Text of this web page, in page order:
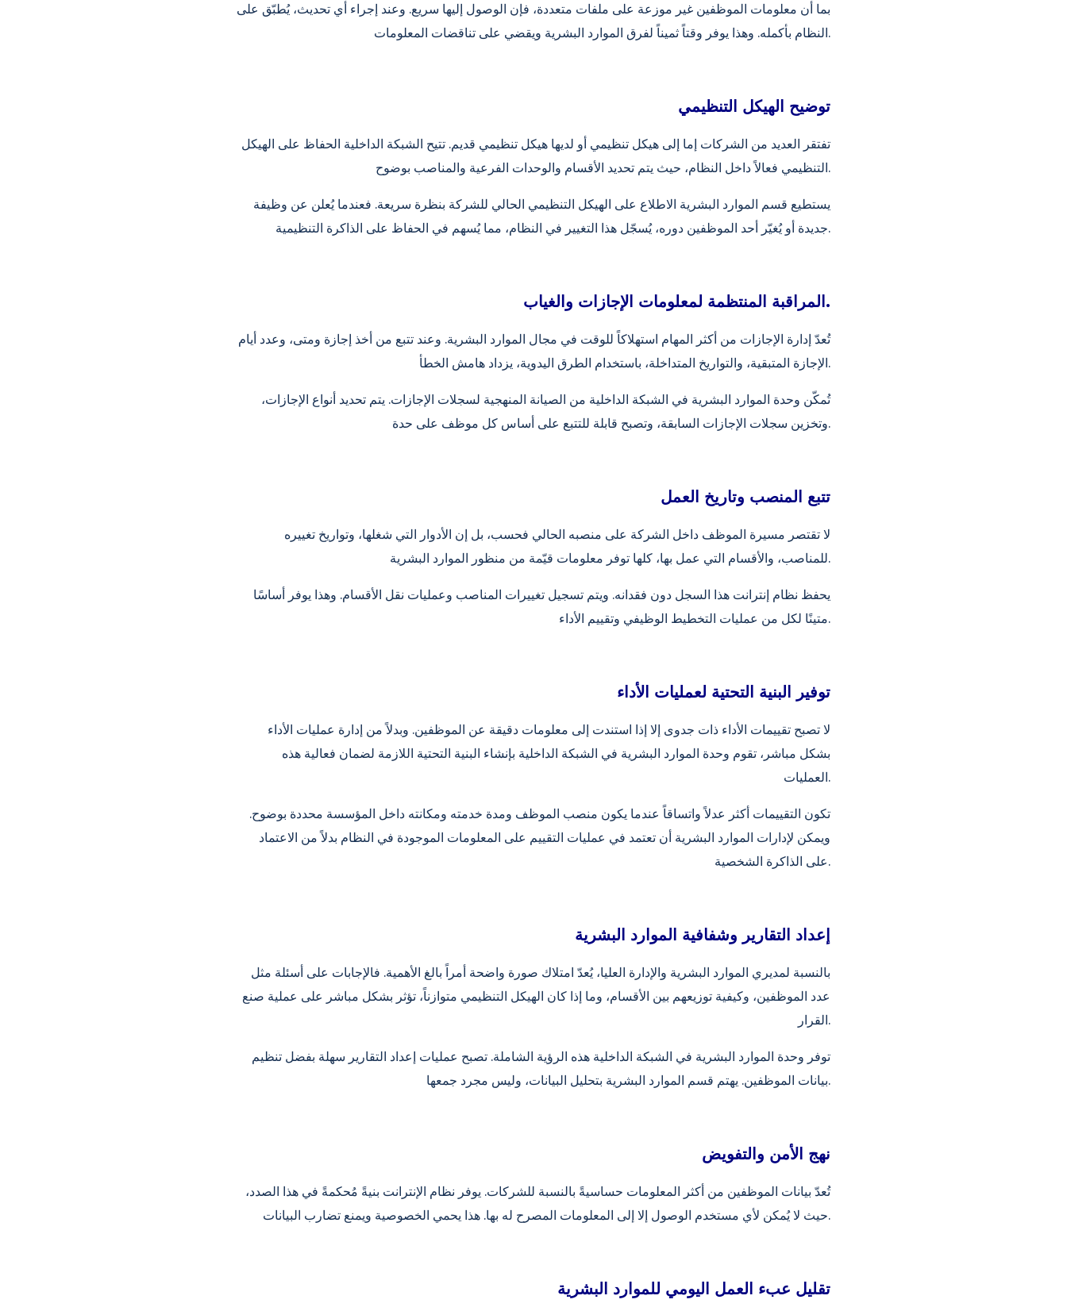
بما أن معلومات الموظفين غير موزعة على ملفات متعددة، فإن الوصول إليها سريع. وعند إجراء أي تحديث، يُطبّق على
النظام بأكمله. وهذا يوفر وقتاً ثميناً لفرق الموارد البشرية ويقضي على تناقضات المعلومات.
توضيح الهيكل التنظيمي
تفتقر العديد من الشركات إما إلى هيكل تنظيمي أو لديها هيكل تنظيمي قديم. تتيح الشبكة الداخلية الحفاظ على الهيكل
التنظيمي فعالاً داخل النظام، حيث يتم تحديد الأقسام والوحدات الفرعية والمناصب بوضوح.
يستطيع قسم الموارد البشرية الاطلاع على الهيكل التنظيمي الحالي للشركة بنظرة سريعة. فعندما يُعلن عن وظيفة
جديدة أو يُغيّر أحد الموظفين دوره، يُسجّل هذا التغيير في النظام، مما يُسهم في الحفاظ على الذاكرة التنظيمية.
المراقبة المنتظمة لمعلومات الإجازات والغياب.
تُعدّ إدارة الإجازات من أكثر المهام استهلاكاً للوقت في مجال الموارد البشرية. وعند تتبع من أخذ إجازة ومتى، وعدد أيام
الإجازة المتبقية، والتواريخ المتداخلة، باستخدام الطرق اليدوية، يزداد هامش الخطأ.
تُمكّن وحدة الموارد البشرية في الشبكة الداخلية من الصيانة المنهجية لسجلات الإجازات. يتم تحديد أنواع الإجازات،
وتخزين سجلات الإجازات السابقة، وتصبح قابلة للتتبع على أساس كل موظف على حدة.
تتبع المنصب وتاريخ العمل
لا تقتصر مسيرة الموظف داخل الشركة على منصبه الحالي فحسب، بل إن الأدوار التي شغلها، وتواريخ تغييره
للمناصب، والأقسام التي عمل بها، كلها توفر معلومات قيّمة من منظور الموارد البشرية.
يحفظ نظام إنترانت هذا السجل دون فقدانه. ويتم تسجيل تغييرات المناصب وعمليات نقل الأقسام. وهذا يوفر أساسًا
متينًا لكل من عمليات التخطيط الوظيفي وتقييم الأداء.
توفير البنية التحتية لعمليات الأداء
لا تصبح تقييمات الأداء ذات جدوى إلا إذا استندت إلى معلومات دقيقة عن الموظفين. وبدلاً من إدارة عمليات الأداء
بشكل مباشر، تقوم وحدة الموارد البشرية في الشبكة الداخلية بإنشاء البنية التحتية اللازمة لضمان فعالية هذه
العمليات.
تكون التقييمات أكثر عدلاً واتساقاً عندما يكون منصب الموظف ومدة خدمته ومكانته داخل المؤسسة محددة بوضوح.
ويمكن لإدارات الموارد البشرية أن تعتمد في عمليات التقييم على المعلومات الموجودة في النظام بدلاً من الاعتماد
على الذاكرة الشخصية.
إعداد التقارير وشفافية الموارد البشرية
بالنسبة لمديري الموارد البشرية والإدارة العليا، يُعدّ امتلاك صورة واضحة أمراً بالغ الأهمية. فالإجابات على أسئلة مثل
عدد الموظفين، وكيفية توزيعهم بين الأقسام، وما إذا كان الهيكل التنظيمي متوازناً، تؤثر بشكل مباشر على عملية صنع
القرار.
توفر وحدة الموارد البشرية في الشبكة الداخلية هذه الرؤية الشاملة. تصبح عمليات إعداد التقارير سهلة بفضل تنظيم
بيانات الموظفين. يهتم قسم الموارد البشرية بتحليل البيانات، وليس مجرد جمعها.
نهج الأمن والتفويض
تُعدّ بيانات الموظفين من أكثر المعلومات حساسيةً بالنسبة للشركات. يوفر نظام الإنترانت بنيةً مُحكمةً في هذا الصدد،
حيث لا يُمكن لأي مستخدم الوصول إلا إلى المعلومات المصرح له بها. هذا يحمي الخصوصية ويمنع تضارب البيانات.
تقليل عبء العمل اليومي للموارد البشرية